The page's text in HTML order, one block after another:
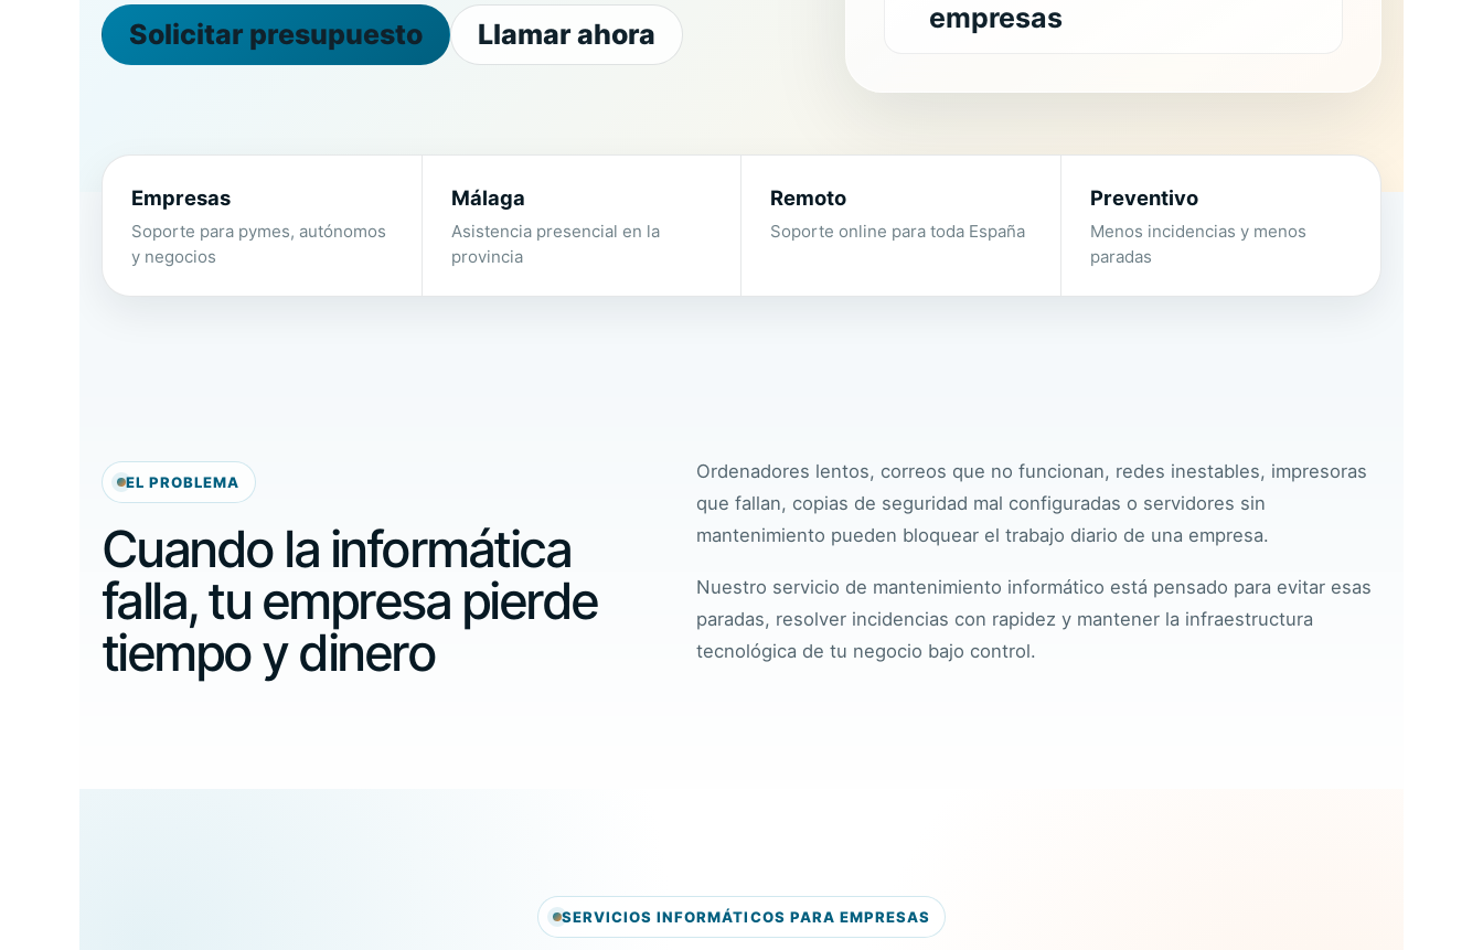
Solicitar presupuesto Llamar ahora
empresas
Empresas
Soporte para pymes, autónomos
y negocios
Málaga
Asistencia presencial en la
provincia
Remoto
Soporte online para toda España
Preventivo
Menos incidencias y menos
paradas
EL PROBLEMA
Cuando la informática
falla, tu empresa pierde
tiempo y dinero
Ordenadores lentos, correos que no funcionan, redes inestables, impresoras
que fallan, copias de seguridad mal configuradas o servidores sin
mantenimiento pueden bloquear el trabajo diario de una empresa.
Nuestro servicio de mantenimiento informático está pensado para evitar esas
paradas, resolver incidencias con rapidez y mantener la infraestructura
tecnológica de tu negocio bajo control.
SERVICIOS INFORMÁTICOS PARA EMPRESAS